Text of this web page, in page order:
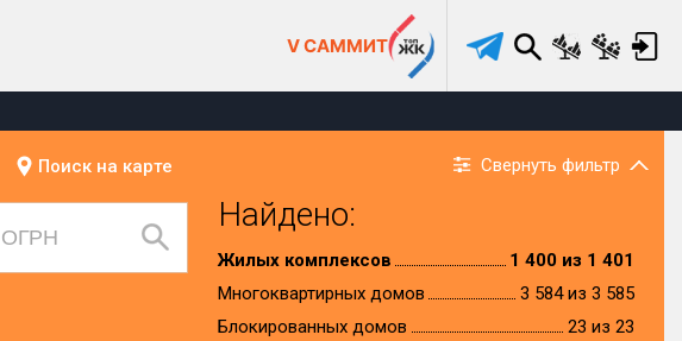
V САММИТ
Поиск на карте Свернуть фильтр
Найдено:
Жилых комплексов
1 400 из 1 401
Многоквартирных домов
3 584 из 3 585
Блокированных домов
23 из 23